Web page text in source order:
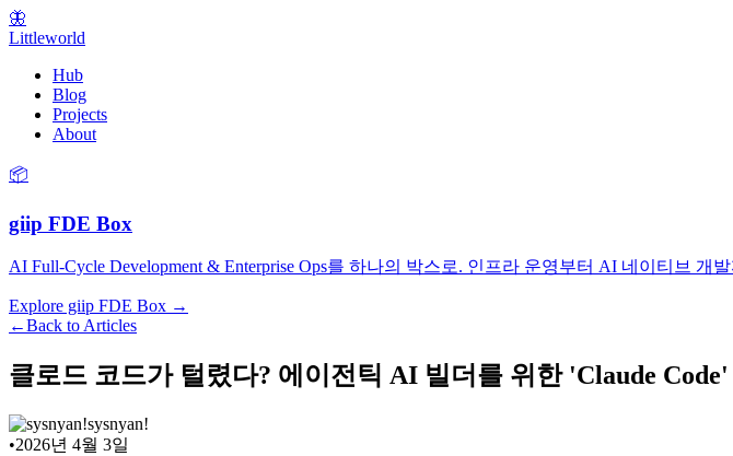
🦋
Littleworld
Hub
Blog
Projects
About
📦
giip FDE Box
AI Full-Cycle Development & Enterprise Ops를 하나의 박스로. 인프라 운영부터 AI 네이티브
Explore giip FDE Box →
←Back to Articles
클로드 코드가 털렸다? 에이전틱 AI 빌더를 위한 'Claude
sysnyan!
•2026년 4월 3일